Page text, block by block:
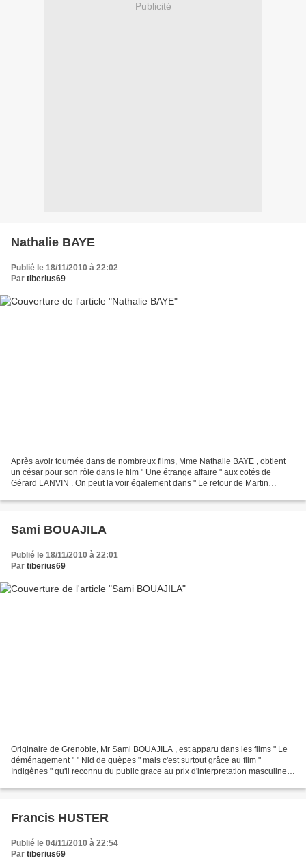
Publicité
Nathalie BAYE
Publié le 18/11/2010 à 22:02
Par tiberius69
Après avoir tournée dans de nombreux films, Mme Nathalie BAYE , obtient
un césar pour son rôle dans le film " Une étrange affaire " aux cotés de
Gérard LANVIN . On peut la voir également dans " Le retour de Martin
Sami BOUAJILA
Publié le 18/11/2010 à 22:01
Par tiberius69
Originaire de Grenoble, Mr Sami BOUAJILA , est apparu dans les films " Le
déménagement " " Nid de guèpes " mais c'est surtout grâce au film "
Indigènes " qu'il reconnu du public grace au prix d'interpretation masculine
Francis HUSTER
Publié le 04/11/2010 à 22:54
Par tiberius69